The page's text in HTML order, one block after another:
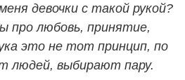
девочки с такой рукой?
про любовь, принятие,
это не тот принцип, по
людей, выбирают пару.